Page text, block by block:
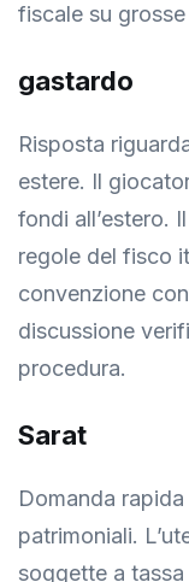
fiscale su
gastardo
Risposta
estere. Il
fondi all’estero.
regole del fisco
convenzione
discussione
procedura.
Sarat
Domanda rapida
patrimoniali.
soggette a